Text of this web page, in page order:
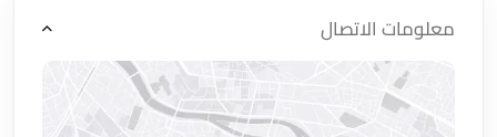
معلومات الاتصال